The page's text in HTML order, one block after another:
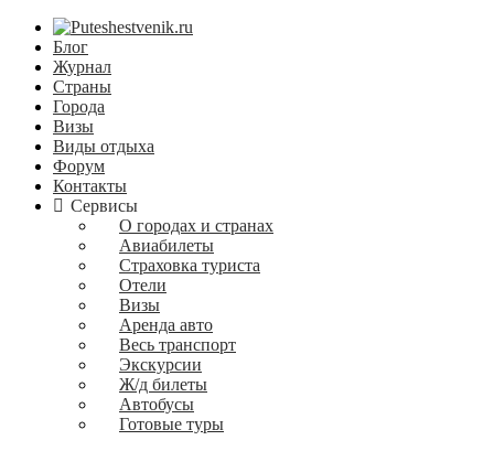
Блог
Журнал
Страны
Города
Визы
Виды отдыха
Форум
Контакты
Сервисы
О городах и странах
Авиабилеты
Страховка туриста
Отели
Визы
Аренда авто
Весь транспорт
Экскурсии
Ж/д билеты
Автобусы
Готовые туры